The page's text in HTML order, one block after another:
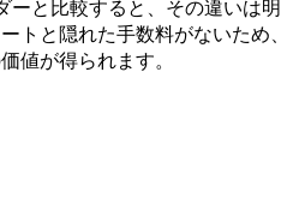
ーと比較すると、その違いは明
トと隠れた手数料がないため、
値が得られます。